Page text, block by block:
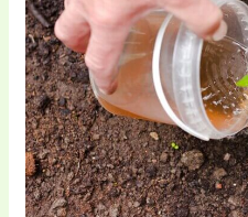
et
efficace
pour
ton
jardin